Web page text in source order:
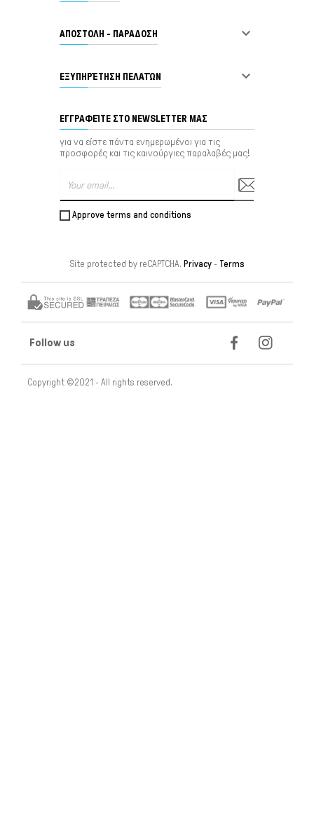
ΑΠΟΣΤΟΛΗ - ΠΑΡΑΔΟΣΗ 
ΕΞΥΠΗΡΈΤΗΣΗ ΠΕΛΑΤΏΝ 
ΕΓΓΡΑΦΕΊΤΕ ΣΤΟ NEWSLETTER ΜΑΣ
για να είστε πάντα ενημερωμένοι για τις
προσφορές και τις καινούργιες παραλαβές μας!
Approve terms and conditions
Site protected by reCAPTCHA. Privacy- Terms
Follow us
Copyright ©2021 - All rights reserved.